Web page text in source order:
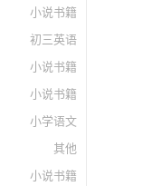
小说书籍
初三英语
小说书籍
小说书籍
小学语文
其他
小说书籍